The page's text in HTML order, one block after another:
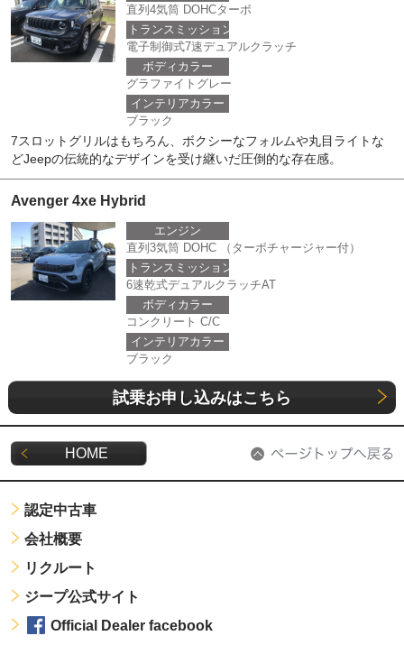
直列4気筒 DOHCターボ
トランスミッション
電子制御式7速デュアルクラッチ
ボディカラー
グラファイトグレー
インテリアカラー
ブラック
7スロットグリルはもちろん、ボクシーなフォルムや丸目ライトな
どJeepの伝統的なデザインを受け継いだ圧倒的な存在感。
Avenger 4xe Hybrid
エンジン
直列3気筒 DOHC （ターボチャージャー付）
トランスミッション
6速乾式デュアルクラッチAT
ボディカラー
コンクリート C/C
インテリアカラー
ブラック
試乗お申し込みはこちら
HOME
認定中古車
会社概要
リクルート
ジープ公式サイト
Official Dealer facebook